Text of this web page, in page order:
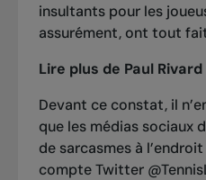
insultants pour les
assurément, ont tout
Lire plus de Paul Rivard
Devant ce constat, il
que les médias sociaux
de sarcasmes à
compte Twitter